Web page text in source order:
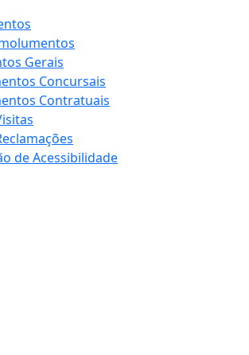
Gerais
Concursais
Contratuais
de Acessibilidade